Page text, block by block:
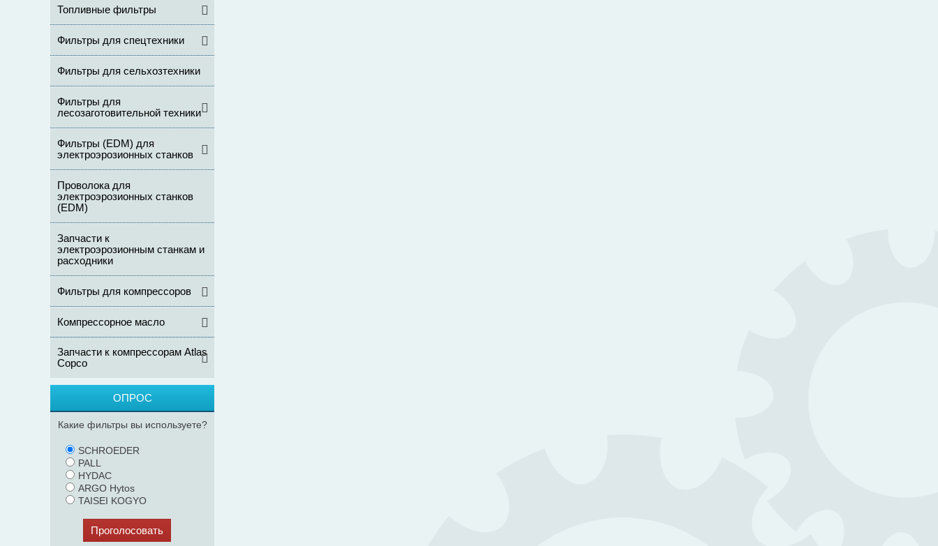
Топливные фильтры
Фильтры для спецтехники
Фильтры для сельхозтехники
Фильтры для
лесозаготовительной техники
Фильтры (ЕDM) для
электроэрозионных станков
Проволока для
электроэрозионных станков
(EDM)
Запчасти к
электроэрозионным станкам и
расходники
Фильтры для компрессоров
Компрессорное масло
Запчасти к компрессорам Atlas
Copco
ОПРОС
Какие фильтры вы используете?
SCHROEDER
PALL
HYDAC
ARGO Hytos
TAISEI KOGYO
Проголосовать